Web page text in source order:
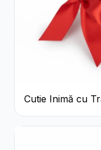
Cutie Inimă cu
Bomboane